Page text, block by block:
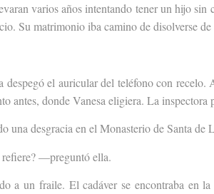
varios años intentando tener un hijo
Su matrimonio iba camino de disolverse
despegó el auricular del teléfono con
antes, donde Vanesa eligiera. La
una desgracia en el Monasterio de Santa
—preguntó ella.
a un fraile. El cadáver se encontraba en